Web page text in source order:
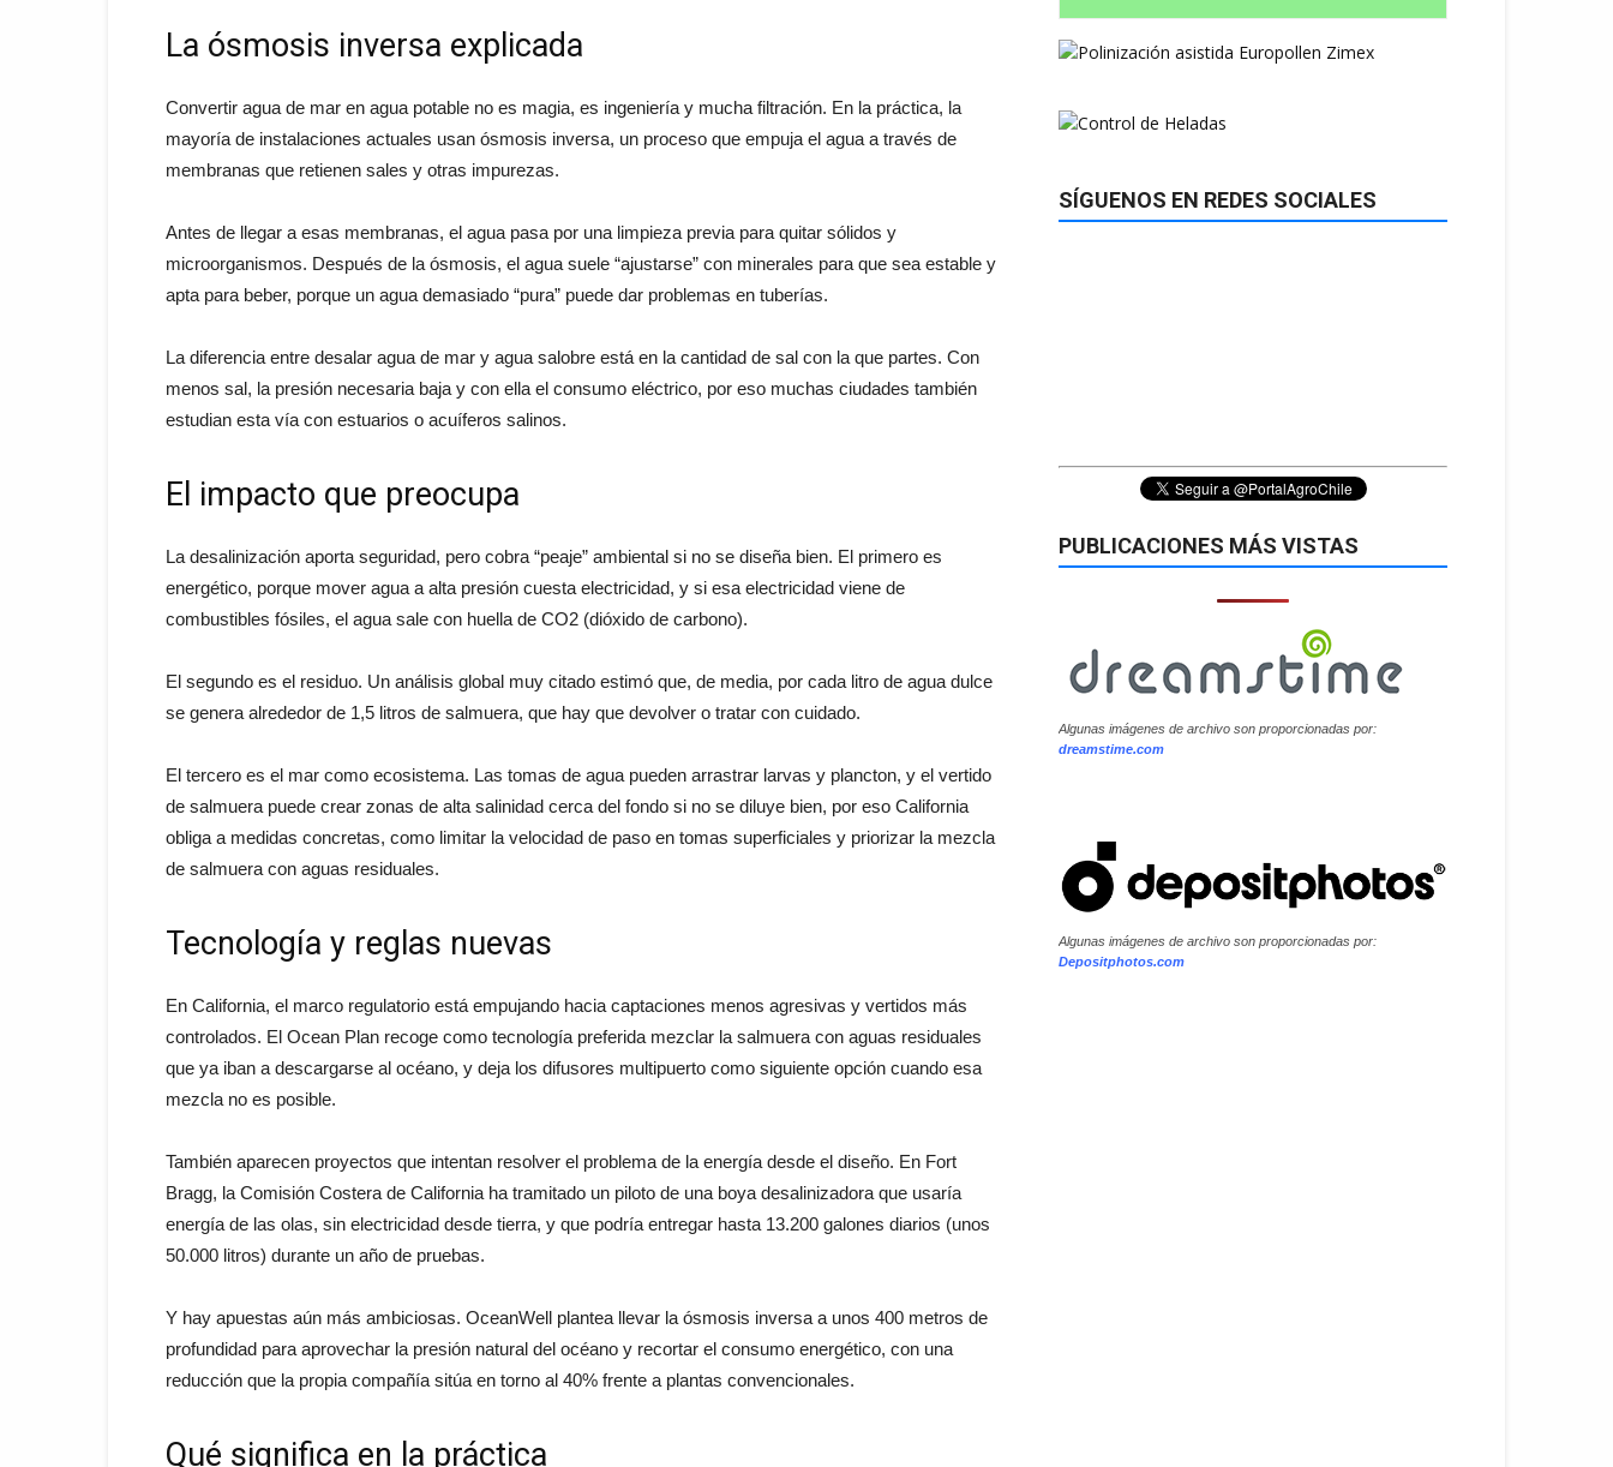
La ósmosis inversa explicada
Convertir agua de mar en agua potable no es magia, es ingeniería y mucha filtración. En la práctica, la
mayoría de instalaciones actuales usan ósmosis inversa, un proceso que empuja el agua a través de
membranas que retienen sales y otras impurezas.
Antes de llegar a esas membranas, el agua pasa por una limpieza previa para quitar sólidos y
microorganismos. Después de la ósmosis, el agua suele “ajustarse” con minerales para que sea estable y
apta para beber, porque un agua demasiado “pura” puede dar problemas en tuberías.
La diferencia entre desalar agua de mar y agua salobre está en la cantidad de sal con la que partes. Con
menos sal, la presión necesaria baja y con ella el consumo eléctrico, por eso muchas ciudades también
estudian esta vía con estuarios o acuíferos salinos.
El impacto que preocupa
La desalinización aporta seguridad, pero cobra “peaje” ambiental si no se diseña bien. El primero es
energético, porque mover agua a alta presión cuesta electricidad, y si esa electricidad viene de
combustibles fósiles, el agua sale con huella de CO2 (dióxido de carbono).
El segundo es el residuo. Un análisis global muy citado estimó que, de media, por cada litro de agua dulce
se genera alrededor de 1,5 litros de salmuera, que hay que devolver o tratar con cuidado.
El tercero es el mar como ecosistema. Las tomas de agua pueden arrastrar larvas y plancton, y el vertido
de salmuera puede crear zonas de alta salinidad cerca del fondo si no se diluye bien, por eso California
obliga a medidas concretas, como limitar la velocidad de paso en tomas superficiales y priorizar la mezcla
de salmuera con aguas residuales.
Tecnología y reglas nuevas
En California, el marco regulatorio está empujando hacia captaciones menos agresivas y vertidos más
controlados. El Ocean Plan recoge como tecnología preferida mezclar la salmuera con aguas residuales
que ya iban a descargarse al océano, y deja los difusores multipuerto como siguiente opción cuando esa
mezcla no es posible.
También aparecen proyectos que intentan resolver el problema de la energía desde el diseño. En Fort
Bragg, la Comisión Costera de California ha tramitado un piloto de una boya desalinizadora que usaría
energía de las olas, sin electricidad desde tierra, y que podría entregar hasta 13.200 galones diarios (unos
50.000 litros) durante un año de pruebas.
Y hay apuestas aún más ambiciosas. OceanWell plantea llevar la ósmosis inversa a unos 400 metros de
profundidad para aprovechar la presión natural del océano y recortar el consumo energético, con una
reducción que la propia compañía sitúa en torno al 40% frente a plantas convencionales.
Qué significa en la práctica
SÍGUENOS EN REDES SOCIALES
PUBLICACIONES MÁS VISTAS
Algunas imágenes de archivo son proporcionadas por:
dreamstime.com
Algunas imágenes de archivo son proporcionadas por:
Depositphotos.com